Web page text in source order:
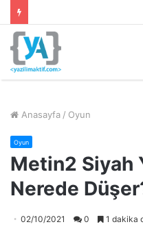
Anasayfa / Oyun
Oyun
Metin2 Siyah
Nerede
02/10/2021 0 1 dakika